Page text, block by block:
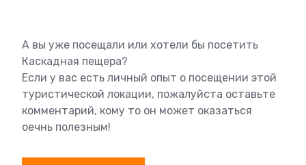
А вы уже посещали или хотели бы посетить
Каскадная пещера?
Если у вас есть личный опыт о посещении этой
туристической локации, пожалуйста оставьте
комментарий, кому то он может оказаться
оечнь полезным!